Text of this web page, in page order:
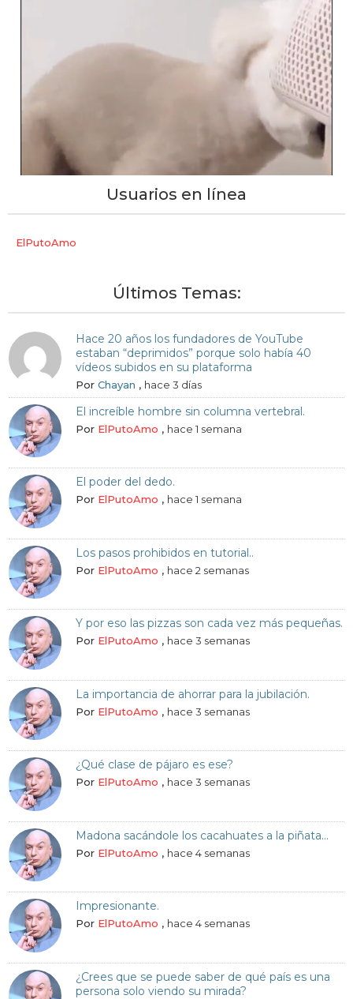
Usuarios en línea
ElPutoAmo
Últimos Temas:
Hace 20 años los fundadores de YouTube
estaban “deprimidos” porque solo había 40
vídeos subidos en su plataforma
PorChayan , hace 3 días
El increíble hombre sin columna vertebral.
Por ElPutoAmo , hace 1 semana
El poder del dedo.
Por ElPutoAmo , hace 1 semana
Los pasos prohibidos en tutorial..
Por ElPutoAmo , hace 2 semanas
Y por eso las pizzas son cada vez más pequeñas.
Por ElPutoAmo , hace 3 semanas
La importancia de ahorrar para la jubilación.
Por ElPutoAmo , hace 3 semanas
¿Qué clase de pájaro es ese?
Por ElPutoAmo , hace 3 semanas
Madona sacándole los cacahuates a la piñata...
Por ElPutoAmo , hace 4 semanas
Impresionante.
Por ElPutoAmo , hace 4 semanas
¿Crees que se puede saber de qué país es una
persona solo viendo su mirada?